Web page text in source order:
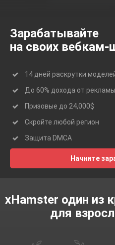
Зарабатывайте
на своих вебкам-
14 дней раскрутки
До 60% дохода от рекламы
Призовые до 24,000$
Скройте любой регион
Защита DMCA
Начните
xHamster один из
для